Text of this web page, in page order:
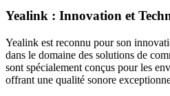
Yealink : Innovation et
Yealink est reconnu pour son
dans le domaine des solutions de
sont spécialement conçus pour les
offrant une qualité sonore